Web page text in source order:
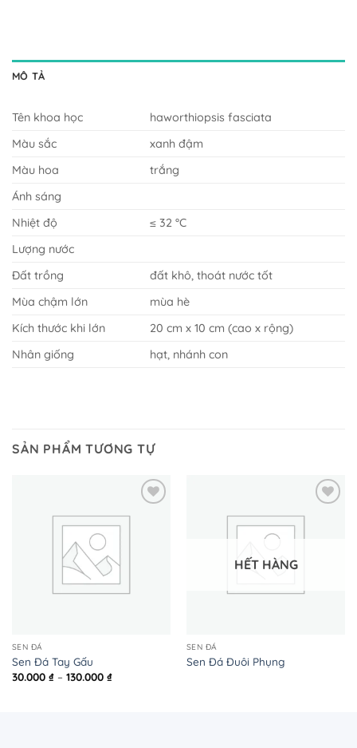
MÔ TẢ
Tên khoa học
haworthiopsis fasciata
Màu sắc
xanh đậm
Màu hoa
trắng
Ánh sáng
Nhiệt độ
≤ 32 °C
Lượng nước
Đất trồng
đất khô, thoát nước tốt
Mùa chậm lớn
mùa hè
Kích thước khi lớn
20 cm x 10 cm (cao x rộng)
Nhân giống
hạt, nhánh con
SẢN PHẨM TƯƠNG TỰ
SEN ĐÁ
Sen Đá Tay Gấu
30.000 ₫ – 130.000 ₫Khoảng
HẾT HÀNG
SEN ĐÁ
Sen Đá Đuôi Phụng